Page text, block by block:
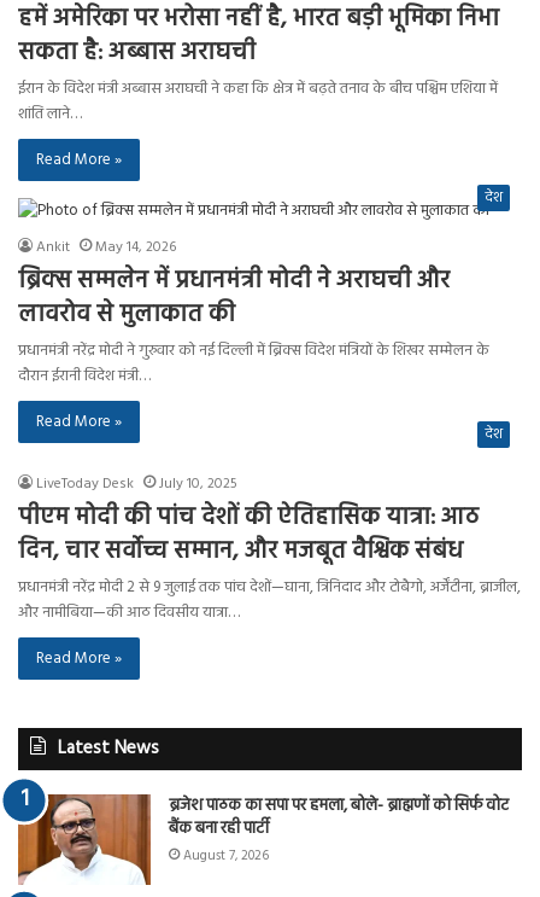
हमें अमेरिका पर भरोसा नहीं है, भारत बड़ी भूमिका निभा
सकता है: अब्बास अराघची
ईरान के विदेश मंत्री अब्बास अराघची ने कहा कि क्षेत्र में बढ़ते तनाव के बीच पश्चिम एशिया में
शांति लाने…
Read More »
देश
Ankit May 14, 2026
ब्रिक्स सम्मलेन में प्रधानमंत्री मोदी ने अराघची और
लावरोव से मुलाकात की
प्रधानमंत्री नरेंद्र मोदी ने गुरुवार को नई दिल्ली में ब्रिक्स विदेश मंत्रियों के शिखर सम्मेलन के
दौरान ईरानी विदेश मंत्री…
Read More »
देश
LiveToday Desk July 10, 2025
पीएम मोदी की पांच देशों की ऐतिहासिक यात्रा: आठ
दिन, चार सर्वोच्च सम्मान, और मजबूत वैश्विक संबंध
प्रधानमंत्री नरेंद्र मोदी 2 से 9 जुलाई तक पांच देशों—घाना, त्रिनिदाद और टोबैगो, अर्जेंटीना, ब्राजील,
और नामीबिया—की आठ दिवसीय यात्रा…
Read More »
Latest News
ब्रजेश पाठक का सपा पर हमला, बोले- ब्राह्मणों को सिर्फ वोट
बैंक बना रही पार्टी
August 7, 2026